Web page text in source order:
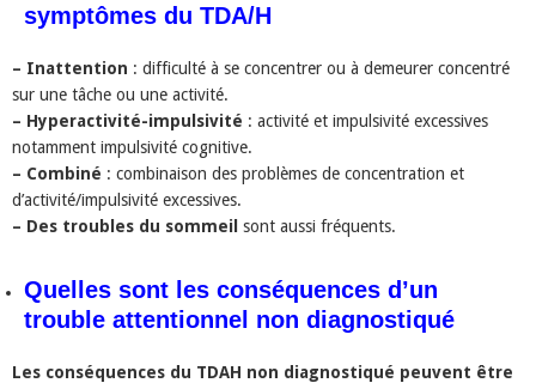
symptômes du TDA/H
– Inattention : difficulté à se concentrer ou à demeurer concentré
sur une tâche ou une activité.
– Hyperactivité-impulsivité : activité et impulsivité excessives
notamment impulsivité cognitive.
– Combiné : combinaison des problèmes de concentration et
d’activité/impulsivité excessives.
– Des troubles du sommeil sont aussi fréquents.
Quelles sont les conséquences d’un
trouble attentionnel non diagnostiqué
Les conséquences du TDAH non diagnostiqué peuvent être